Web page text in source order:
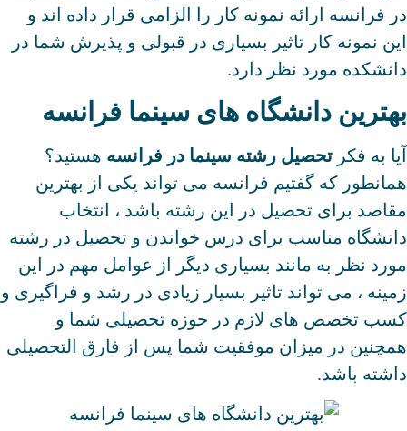
در فرانسه ارائه نمونه کار را الزامی قرار داده اند و
این نمونه کار تاثیر بسیاری در قبولی و پذیرش شما در
دانشکده مورد نظر دارد.
بهترین دانشگاه های سینما فرانسه
آیا به فکر تحصیل رشته سینما در فرانسه هستید؟
همانطور که گفتیم فرانسه می تواند یکی از بهترین
مقاصد برای تحصیل در این رشته باشد ، انتخاب
دانشگاه مناسب برای درس خواندن و تحصیل در رشته
مورد نظر به مانند بسیاری دیگر از عوامل مهم در این
زمینه ، می تواند تاثیر بسیار زیادی در رشد و فراگیری و
کسب تخصص های لازم در حوزه تحصیلی شما و
همچنین در میزان موفقیت شما پس از فارق التحصیلی
داشته باشد.